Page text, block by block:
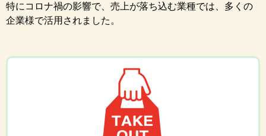
特にコロナ禍の影響で、売上が落ち込む業種では、多くの
企業様で活用されました。